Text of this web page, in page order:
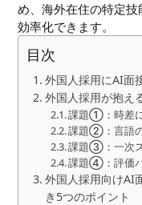
め、海外在住の特定
効率化できます。
目次
外国人採用にAI面
外国人採用が抱え
課題①：時差
課題②：言語
課題③：一次
課題④：評価
外国人採用向けAI
き5つのポイント